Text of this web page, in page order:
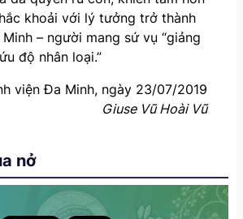
khoải với lý tưởng trở thành
– người mang sứ vụ “giảng
độ nhân loại.”
viện Đa Minh, ngày 23/07/2019
Giuse Vũ Hoài Vũ
nở